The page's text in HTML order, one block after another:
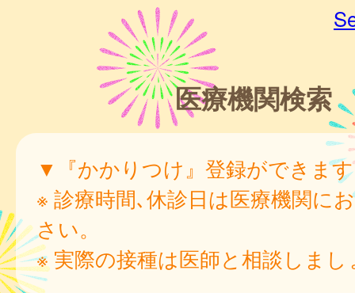
医療機関検索
▼『かかりつけ』登録ができま
※ 診療時間､休診日は医療機関に
さい。
※ 実際の接種は医師と相談しまし